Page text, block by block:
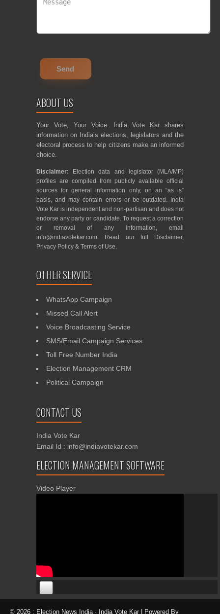
ABOUT US
Your Vote, Your Voice. India Vote Kar shares
information on India’s elections, legislators and the
electoral process to help citizens make an informed
choice.
Disclaimer: Election data and legislator (MLA/MP)
profiles are compiled from publicly available official
sources for general information only, on an “as is”
basis, and may contain errors or be outdated. India
Vote Kar is independent and non-partisan and does not
endorse any party or candidate. To request a correction
or removal of any information, email
info@indiavotekar.com. Read our full Disclaimer,
Privacy Policy & Terms of Use.
OTHER SERVICE
WhatsApp Campaign
Missed Call Alert
Voice Broadcasting Service
SMS/Email Campaign Services
Toll Free Number India
Election Management CRM
Political Campaign
CONTACT US
India Vote Kar
Email Id : info@indiavotekar.com
ELECTION MANAGEMENT SOFTWARE
Video Player
00:00
00:00
© 2026 : Election News India · India Vote Kar | Powered By